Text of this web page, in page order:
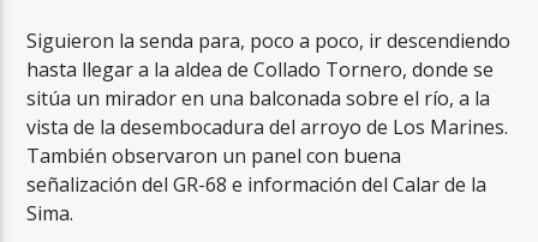
Siguieron la senda para, poco a poco, ir descendiendo
hasta llegar a la aldea de Collado Tornero, donde se
sitúa un mirador en una balconada sobre el río, a la
vista de la desembocadura del arroyo de Los Marines.
También observaron un panel con buena
señalización del GR-68 e información del Calar de la
Sima.